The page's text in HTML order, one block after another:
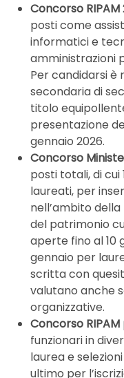
Concorso
posti come
informatici e
amministrazioni
Per candidarsi è
secondaria di
titolo
presentazione
gennaio 2026.
Concorso
posti totali, di
laureati, per
nell’ambito
del patrimonio
aperte fino al 10
gennaio per
scritta con
valutano anche
organizzative.
Concorso
funzionari in
laurea e
ultimo per